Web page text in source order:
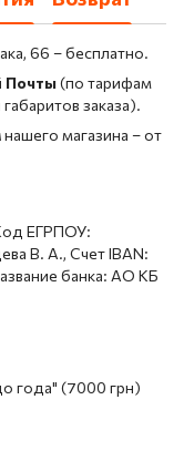
66 – бесплатно.
Почты(по тарифам
заказа).
нашего магазина – от
ЕГРПОУ:
В. А., Счет IBAN:
банка: АО КБ
года" (7000 грн)